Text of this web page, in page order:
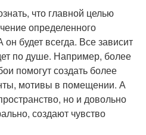
что главной целью
определенного
будет всегда. Все зависит
по душе. Например, более
помогут создать более
мотивы в помещении. А
но и довольно
создают чувство